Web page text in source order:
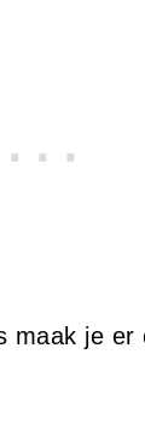
maak je